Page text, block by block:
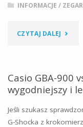
I
INFORMACJE /
CZYTAJ DALEJ "CASIO
800
VS
GBD-
Casio GBA-900
wygodniejszy i
Jeśli szukasz
G-Shocka z